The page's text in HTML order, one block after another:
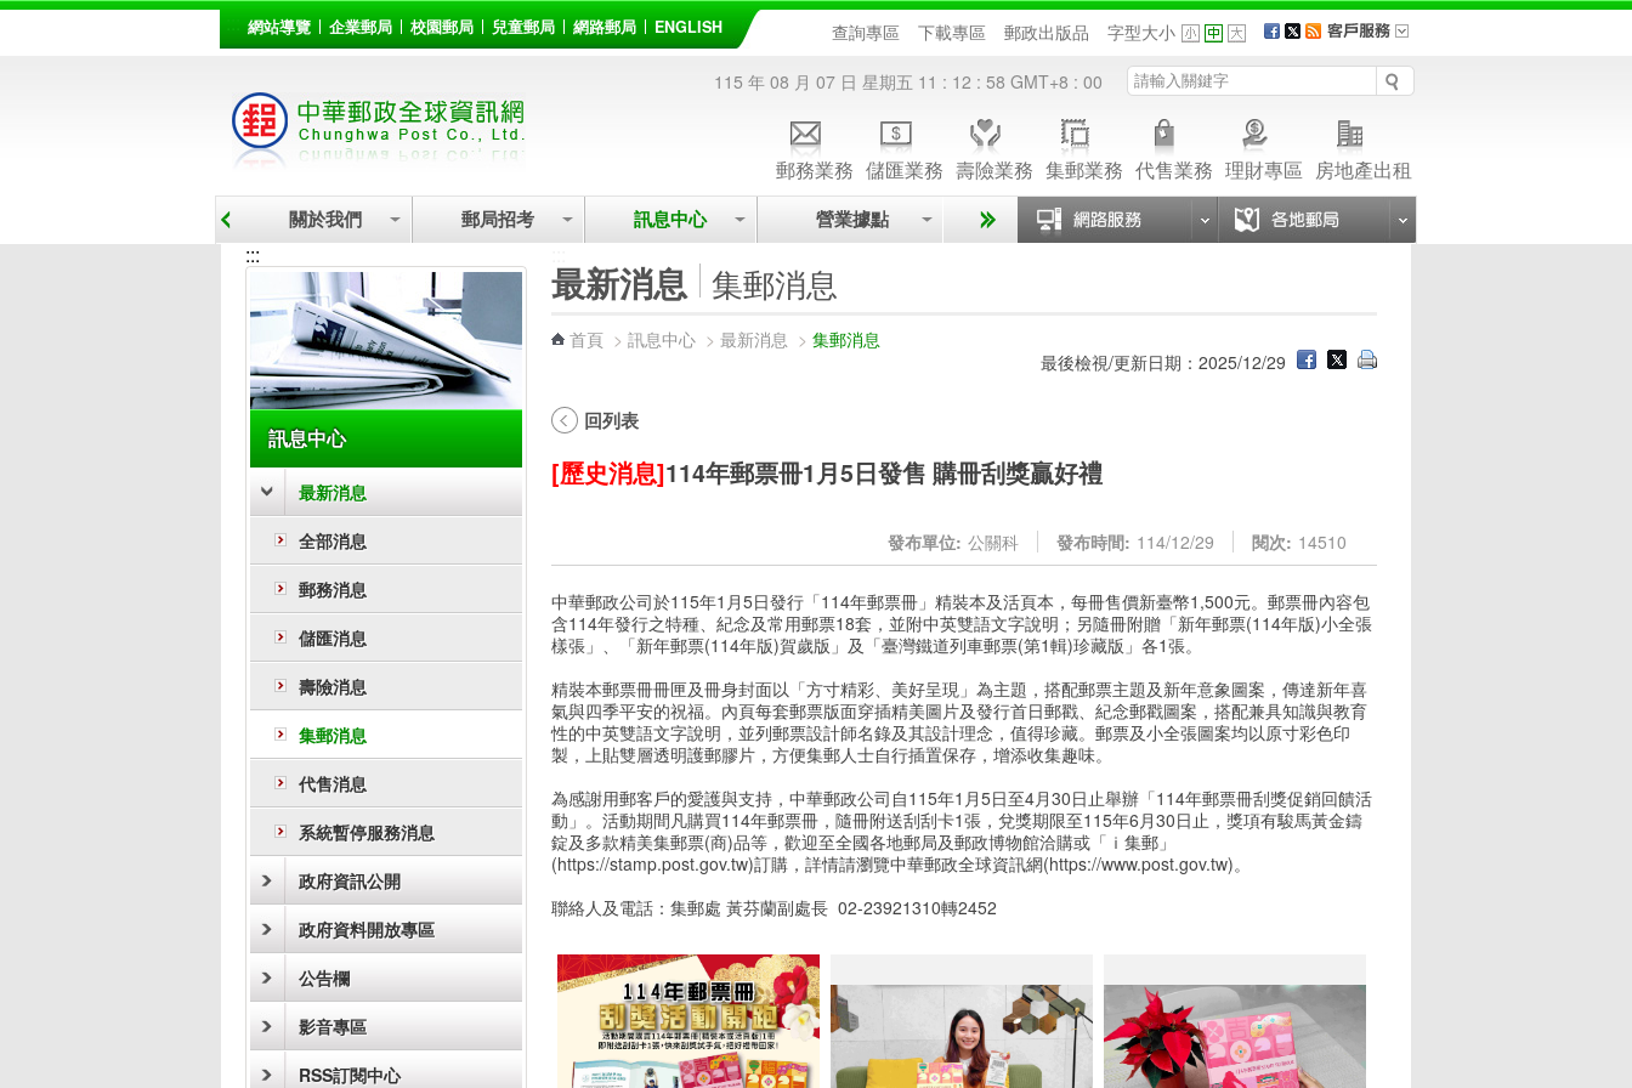
::: 網站導覽 企業郵局 校園郵局 兒童郵局 網路郵局 ENGLISH 查詢專區 下載專區 郵政出版品 字型大小
115 年 08 月 07 日 星期五 11 : 12 : 58 GMT+8 : 00
郵務業務 儲匯業務 壽險業務 集郵業務 代售業務 理財專區 房地產出租
關於我們 郵局招考 訊息中心 營業據點
:::
訊息中心
最新消息
全部消息
郵務消息
儲匯消息
壽險消息
集郵消息
代售消息
系統暫停服務消息
政府資訊公開
政府資料開放專區
公告欄
影音專區
RSS訂閱中心
最新消息 集郵消息
首頁 > 訊息中心 > 最新消息 > 集郵消息
最後檢視/更新日期：2025/12/29
回列表
[歷史消息]114年郵票冊1月5日發售 購冊刮獎贏好禮
發布單位: 公關科 發布時間: 114/12/29 閱次: 14510
中華郵政公司於115年1月5日發行「114年郵票冊」精裝本及活頁本，每冊售價新臺幣1,500元。郵票冊內容包
含114年發行之特種、紀念及常用郵票18套，並附中英雙語文字說明；另隨冊附贈「新年郵票(114年版)小全張
樣張」、「新年郵票(114年版)賀歲版」及「臺灣鐵道列車郵票(第1輯)珍藏版」各1張。
精裝本郵票冊冊匣及冊身封面以「方寸精彩、美好呈現」為主題，搭配郵票主題及新年意象圖案，傳達新年喜
氣與四季平安的祝福。內頁每套郵票版面穿插精美圖片及發行首日郵戳、紀念郵戳圖案，搭配兼具知識與教育
性的中英雙語文字說明，並列郵票設計師名錄及其設計理念，值得珍藏。郵票及小全張圖案均以原寸彩色印
製，上貼雙層透明護郵膠片，方便集郵人士自行插置保存，增添收集趣味。
為感謝用郵客戶的愛護與支持，中華郵政公司自115年1月5日至4月30日止舉辦「114年郵票冊刮獎促銷回饋活
動」。活動期間凡購買114年郵票冊，隨冊附送刮刮卡1張，兌獎期限至115年6月30日止，獎項有駿馬黃金鑄
錠及多款精美集郵票(商)品等，歡迎至全國各地郵局及郵政博物館洽購或「ｉ集郵」
(https://stamp.post.gov.tw)訂購，詳情請瀏覽中華郵政全球資訊網(https://www.post.gov.tw)。
聯絡人及電話：集郵處 黃芬蘭副處長 02-23921310轉2452